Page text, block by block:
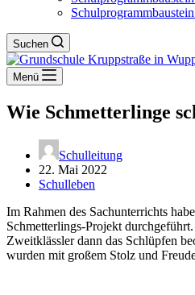
Suchen
Menü
Wie Schmetterlinge
Schulleitung
22. Mai 2022
Schulleben
Im Rahmen des Sachunterrichts
Schmetterlings-Projekt
Zweitklässler dann das Schlüpfen
wurden mit großem Stolz und